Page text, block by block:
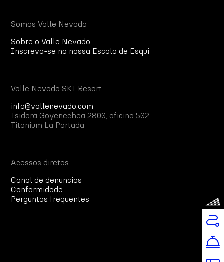
Somos Valle Nevado
Sobre o Valle Nevado
Inscreva-se na nossa Escola de Esqui
Valle Nevado SKI Resort
info@vallenevado.com
Isidora Goyenechea 2800, oficina 502
Titanium La Portada
Acessos diretos
Canal de denuncias
Conformidade
Perguntas frequentes